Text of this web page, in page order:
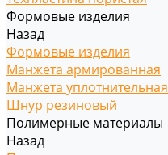
Формовые изделия
Назад
Формовые изделия
Манжета армированная
Манжета уплотнительная
Шнур резиновый
Полимерные материалы
Назад